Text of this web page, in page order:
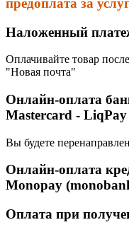
предоплата за
Наложенный
Оплачивайте товар
"Новая почта"
Онлайн-оплата
Mastercard - LiqPay
Вы будете
Онлайн-оплата
Monopay
Оплата при